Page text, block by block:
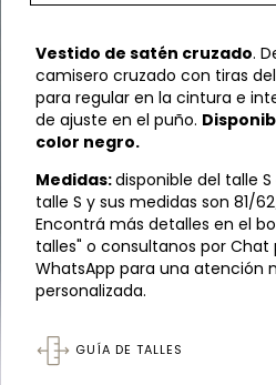
Vestido de satén cruzado.
camisero cruzado con tiras
para regular en la cintura e
de ajuste en el puño.
color negro.
Medidas:disponible del talle S
talle S y sus medidas son 81/
Encontrá más detalles en el
talles" o consultanos por Chat
WhatsApp para una atención
personalizada.
GUÍA DE TALLES